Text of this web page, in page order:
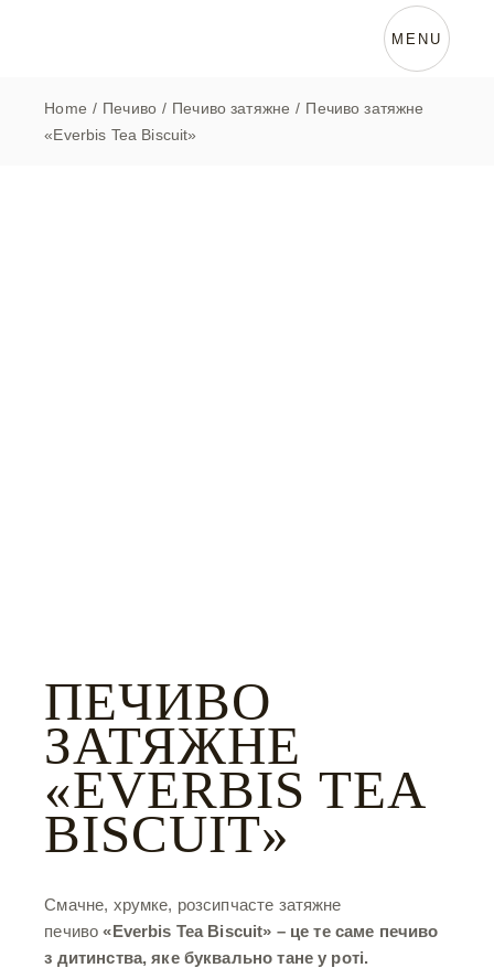
MENU
Home Печиво Печиво затяжне
Печиво затяжне
«Everbis Tea Biscuit»
ПЕЧИВО
ЗАТЯЖНЕ
«EVERBIS TEA
BISCUIT»
Смачне, хрумке, розсипчасте затяжне
печиво«Everbis Tea Biscuit» – це те саме печиво
з дитинства, яке буквально тане у роті.